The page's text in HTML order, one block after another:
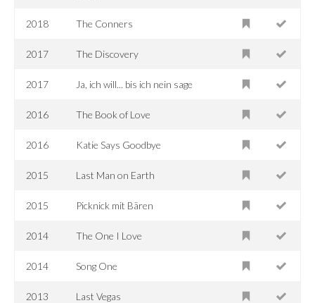
2018 The Conners
2017 The Discovery
2017 Ja, ich will... bis ich nein sage
2016 The Book of Love
2016 Katie Says Goodbye
2015 Last Man on Earth
2015 Picknick mit Bären
2014 The One I Love
2014 Song One
2013 Last Vegas